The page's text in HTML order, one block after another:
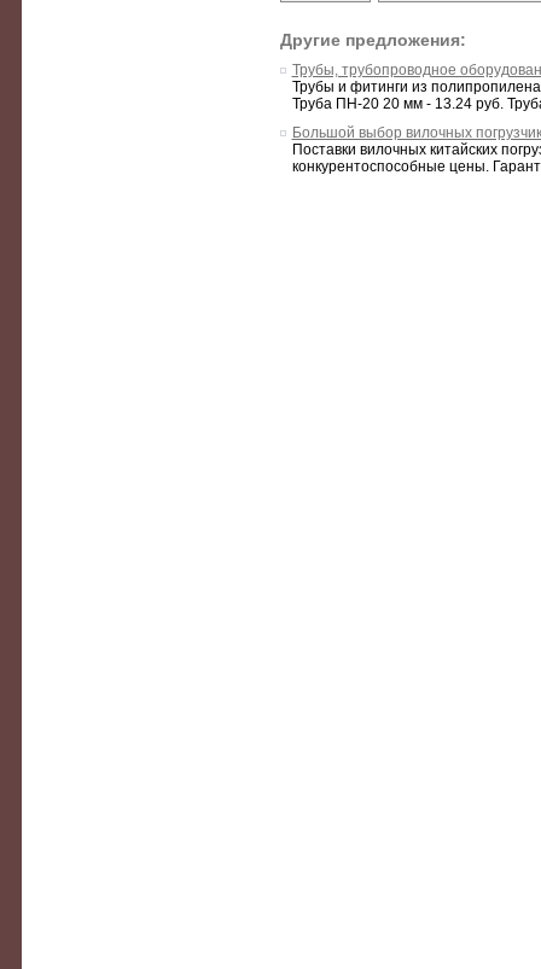
Другие предложения:
Трубы, трубопроводное
Трубы и фитинги из
Труба ПН-20 20 мм - 13.24 руб.
Большой выбор вилочных
Поставки вилочных китайских
конкурентоспособные цены.